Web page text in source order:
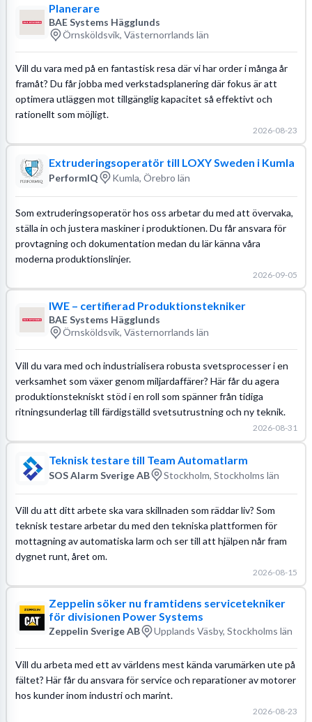
Planerare
BAE Systems Hägglunds
Örnsköldsvik, Västernorrlands län
Vill du vara med på en fantastisk resa där vi har order i många år
framåt? Du får jobba med verkstadsplanering där fokus är att
optimera utläggen mot tillgänglig kapacitet så effektivt och
rationellt som möjligt.
2026-08-23
Extruderingsoperatör till LOXY Sweden i Kumla
PerformIQ Kumla, Örebro län
Som extruderingsoperatör hos oss arbetar du med att övervaka,
ställa in och justera maskiner i produktionen. Du får ansvara för
provtagning och dokumentation medan du lär känna våra
moderna produktionslinjer.
2026-09-05
IWE – certifierad Produktionstekniker
BAE Systems Hägglunds
Örnsköldsvik, Västernorrlands län
Vill du vara med och industrialisera robusta svetsprocesser i en
verksamhet som växer genom miljardaffärer? Här får du agera
produktionstekniskt stöd i en roll som spänner från tidiga
ritningsunderlag till färdigställd svetsutrustning och ny teknik.
2026-08-31
Teknisk testare till Team Automatlarm
SOS Alarm Sverige AB Stockholm, Stockholms län
Vill du att ditt arbete ska vara skillnaden som räddar liv? Som
teknisk testare arbetar du med den tekniska plattformen för
mottagning av automatiska larm och ser till att hjälpen når fram
dygnet runt, året om.
2026-08-15
Zeppelin söker nu framtidens servicetekniker
för divisionen Power Systems
Zeppelin Sverige AB Upplands Väsby, Stockholms län
Vill du arbeta med ett av världens mest kända varumärken ute på
fältet? Här får du ansvara för service och reparationer av motorer
hos kunder inom industri och marint.
2026-08-23